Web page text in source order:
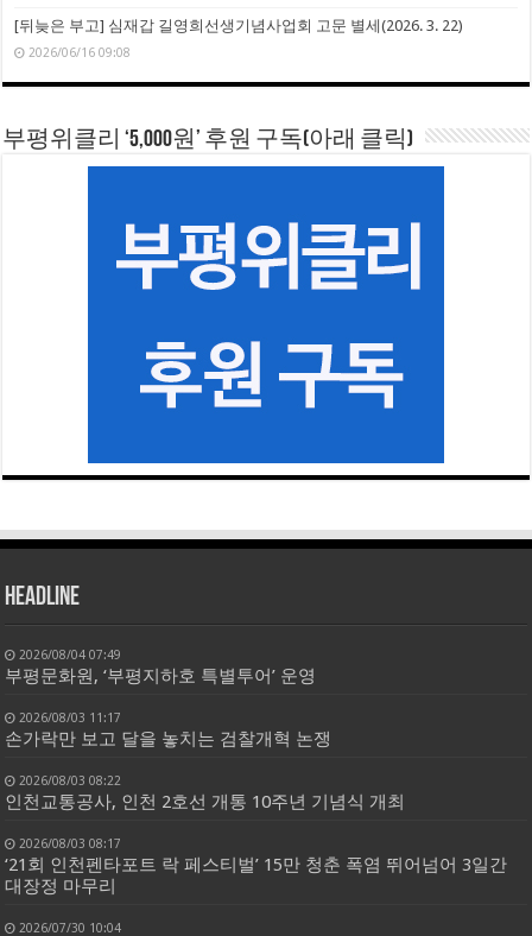
[뒤늦은 부고] 심재갑 길영희선생기념사업회 고문 별세(2026. 3. 22)
2026/06/16 09:08
부평위클리 ‘5,000원’ 후원 구독(아래 클릭)
HEADLINE
2026/08/04 07:49
부평문화원, ‘부평지하호 특별투어’ 운영
2026/08/03 11:17
손가락만 보고 달을 놓치는 검찰개혁 논쟁
2026/08/03 08:22
인천교통공사, 인천 2호선 개통 10주년 기념식 개최
2026/08/03 08:17
‘21회 인천펜타포트 락 페스티벌’ 15만 청춘 폭염 뛰어넘어 3일간
대장정 마무리
2026/07/30 10:04